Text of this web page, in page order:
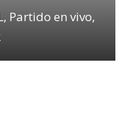
, Partido en vivo,